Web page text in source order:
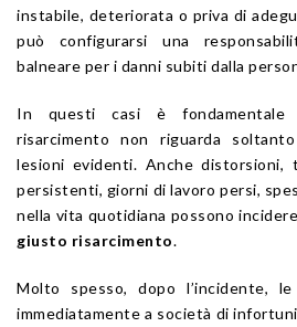
instabile, deteriorata o priva di
può configurarsi una
balneare per i danni subiti dalla
In questi casi è fondamentale
risarcimento non riguarda
lesioni evidenti. Anche distorsioni,
persistenti, giorni di lavoro persi,
nella vita quotidiana possono
giusto risarcimento.
Molto spesso, dopo l’incidente,
immediatamente a società di